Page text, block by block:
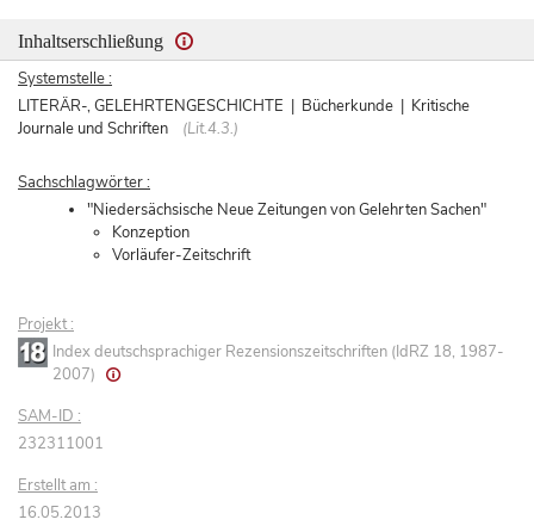
Inhaltserschließung
Systemstelle :
LITERÄR-, GELEHRTENGESCHICHTE | Bücherkunde | Kritische
Journale und Schriften
(Lit.4.3.)
Sachschlagwörter :
"Niedersächsische Neue Zeitungen von Gelehrten Sachen"
Konzeption
Vorläufer-Zeitschrift
Projekt :
Index deutschsprachiger Rezensionszeitschriften (IdRZ 18, 1987-
2007)
SAM-ID :
232311001
Erstellt am :
16.05.2013